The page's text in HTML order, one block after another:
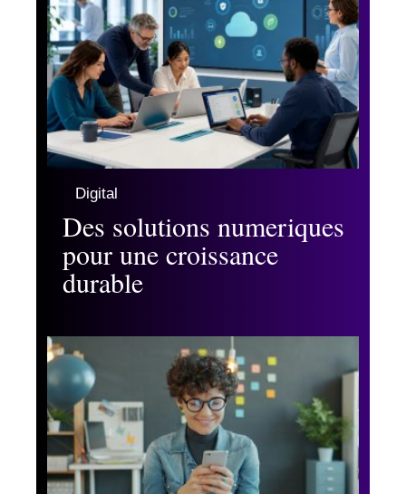
Digital
Des solutions numeriques
pour une croissance
durable